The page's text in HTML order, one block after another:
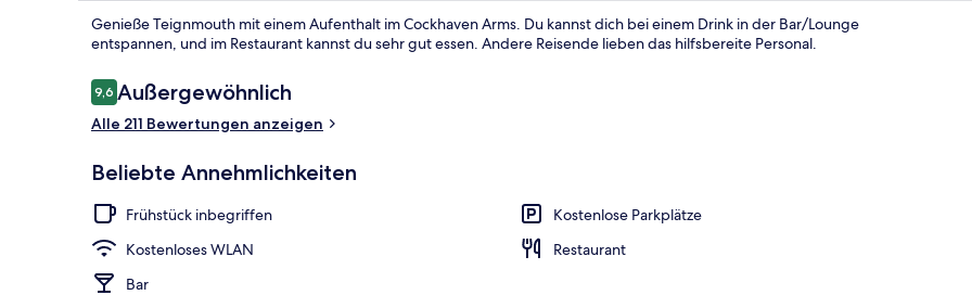
Bar (in der Unterkunft)
Genieße Teignmouth mit einem Aufenthalt im Cockhaven Arms. Du kannst dich bei einem Drink in der Bar/Lounge
entspannen, und im Restaurant kannst du sehr gut essen. Andere Reisende lieben das hilfsbereite Personal.
Bewertungen
9,69,6 von 10.
Außergewöhnlich
Alle 211 Bewertungen anzeigen
Beliebte Annehmlichkeiten
Frühstück inbegriffen
Kostenlose Parkplätze
Kostenloses WLAN
Restaurant
Bar